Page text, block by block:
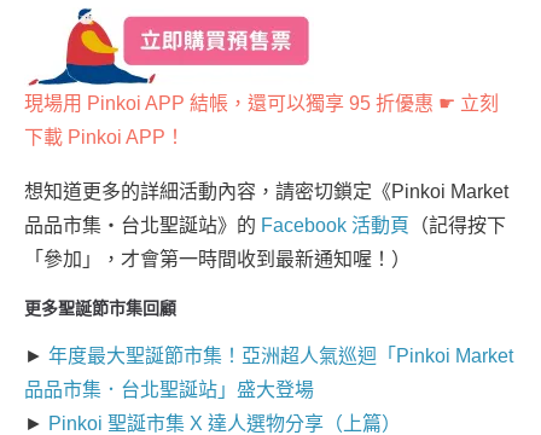
現場用 Pinkoi APP 結帳，還可以獨享 95 折優惠 ☛ 立刻
下載 Pinkoi APP ！
想知道更多的詳細活動內容，請密切鎖定《Pinkoi Market
品品市集・台北聖誕站》的 Facebook 活動頁
（記得按下
「參加」，才會第一時間收到最新通知喔！）
更多聖誕節市集回顧
► 年度最大聖誕節市集！亞洲超人氣巡迴「Pinkoi Market
品品市集．台北聖誕站」盛大登場
► Pinkoi 聖誕市集 X 達人選物分享（上篇）